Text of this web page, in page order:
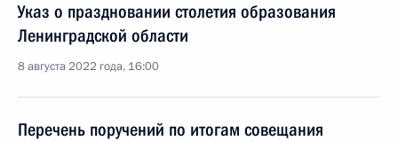
Указ о праздновании столетия образования
Ленинградской области
8 августа 2022 года, 16:00
Перечень поручений по итогам совещания